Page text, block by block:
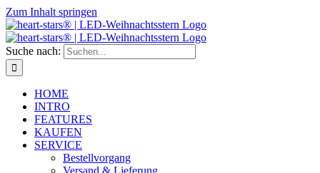
Zum Inhalt springen
Suche nach:
HOME
INTRO
FEATURES
KAUFEN
SERVICE
Bestellvorgang
Versand & Lieferung